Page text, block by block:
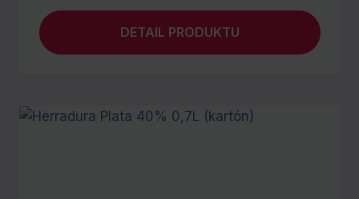
DETAIL PRODUKTU